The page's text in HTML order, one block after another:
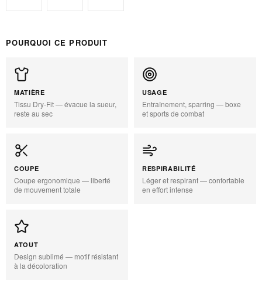
POURQUOI CE PRODUIT
MATIÈRE
Tissu Dry-Fit — évacue la sueur,
reste au sec
USAGE
Entraînement, sparring — boxe
et sports de combat
COUPE
Coupe ergonomique — liberté
de mouvement totale
RESPIRABILITÉ
Léger et respirant — confortable
en effort intense
ATOUT
Design sublimé — motif résistant
à la décoloration